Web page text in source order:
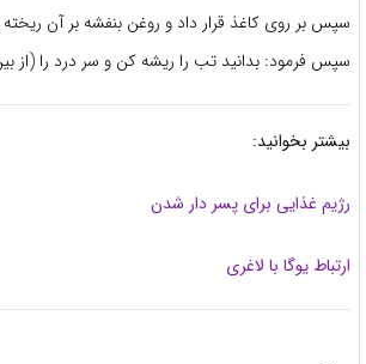
سپس بر روی کاغذ قرار داد و روغن بنفشه بر آن ریخته
سپس فرمود: بدانید تب را ریشه کن و سر درد را (از
بیشتر بخوانید:
رژیم غذایی برای پسر دار شدن
ارتباط یوگا با لاغری